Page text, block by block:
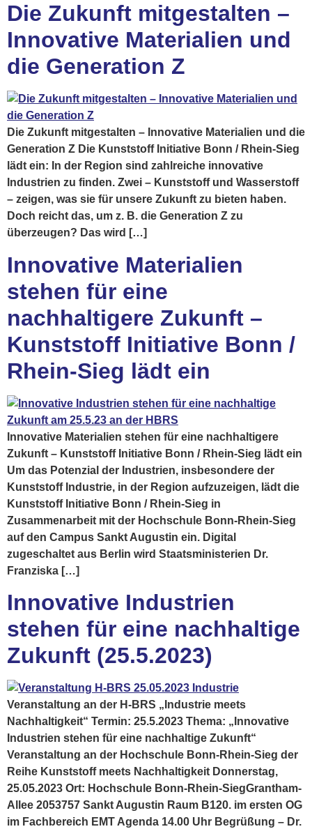
Die Zukunft mitgestalten –
Innovative Materialien und
die Generation Z
Die Zukunft mitgestalten – Innovative Materialien und die
Generation Z Die Kunststoff Initiative Bonn / Rhein-Sieg
lädt ein: In der Region sind zahlreiche innovative
Industrien zu finden. Zwei – Kunststoff und Wasserstoff
– zeigen, was sie für unsere Zukunft zu bieten haben.
Doch reicht das, um z. B. die Generation Z zu
überzeugen? Das wird […]
Innovative Materialien
stehen für eine
nachhaltigere Zukunft –
Kunststoff Initiative Bonn /
Rhein-Sieg lädt ein
Innovative Materialien stehen für eine nachhaltigere
Zukunft – Kunststoff Initiative Bonn / Rhein-Sieg lädt ein
Um das Potenzial der Industrien, insbesondere der
Kunststoff Industrie, in der Region aufzuzeigen, lädt die
Kunststoff Initiative Bonn / Rhein-Sieg in
Zusammenarbeit mit der Hochschule Bonn-Rhein-Sieg
auf den Campus Sankt Augustin ein. Digital
zugeschaltet aus Berlin wird Staatsministerien Dr.
Franziska […]
Innovative Industrien
stehen für eine nachhaltige
Zukunft (25.5.2023)
Veranstaltung an der H-BRS „Industrie meets
Nachhaltigkeit“ Termin: 25.5.2023 Thema: „Innovative
Industrien stehen für eine nachhaltige Zukunft“
Veranstaltung an der Hochschule Bonn-Rhein-Sieg der
Reihe Kunststoff meets Nachhaltigkeit Donnerstag,
25.05.2023 Ort: Hochschule Bonn-Rhein-SiegGrantham-
Allee 2053757 Sankt Augustin Raum B120. im ersten OG
im Fachbereich EMT Agenda 14.00 Uhr Begrüßung – Dr.